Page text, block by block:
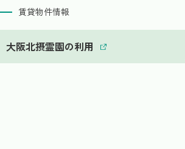
賃貸物件情報
大阪北摂霊園の利用